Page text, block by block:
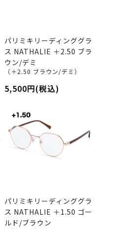
パリミキリーディンググラ
ス NATHALIE ＋2.50 ブラ
ウン/デミ
（＋2.50 ブラウン/デミ）
5,500円(税込)
パリミキリーディンググラ
ス NATHALIE ＋1.50 ゴー
ルド/ブラウン